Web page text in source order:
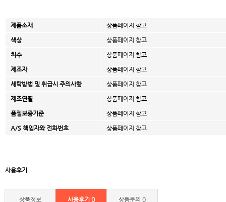
제품소재 상품페이지 참고
색상 상품페이지 참고
치수 상품페이지 참고
제조자 상품페이지 참고
세탁방법 및 취급시 주의사항 상품페이지 참고
제조연월 상품페이지 참고
품질보증기준 상품페이지 참고
A/S 책임자와 전화번호 상품페이지 참고
사용후기
상품정보 사용후기 0 상품문의 0